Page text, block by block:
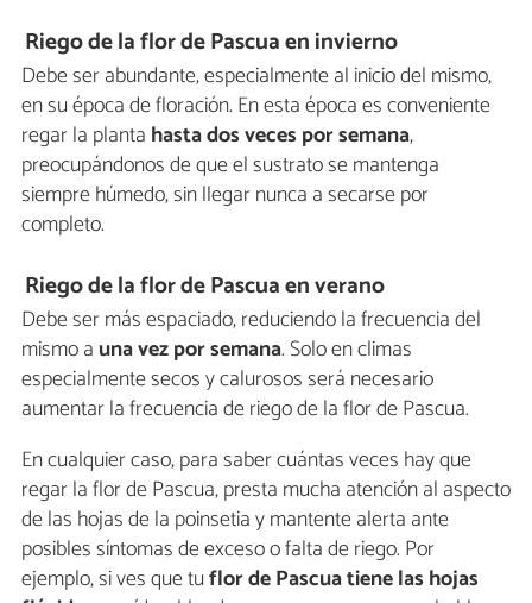
Riego de la flor de Pascua en invierno
Debe ser abundante, especialmente al inicio del mismo,
en su época de floración. En esta época es conveniente
regar la planta hasta dos veces por semana,
preocupándonos de que el sustrato se mantenga
siempre húmedo, sin llegar nunca a secarse por
completo.
Riego de la flor de Pascua en verano
Debe ser más espaciado, reduciendo la frecuencia del
mismo a una vez por semana. Solo en climas
especialmente secos y calurosos será necesario
aumentar la frecuencia de riego de la flor de Pascua.
En cualquier caso, para saber cuántas veces hay que
regar la flor de Pascua, presta mucha atención al aspecto
de las hojas de la poinsetia y mantente alerta ante
posibles síntomas de exceso o falta de riego. Por
ejemplo, si ves que tuflor de Pascua tiene las hojas